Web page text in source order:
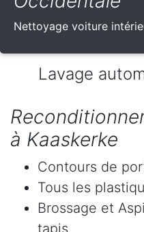
Nettoyage voiture
Lavage
à Kaaskerke
Contours de
Tous les
Brossage et